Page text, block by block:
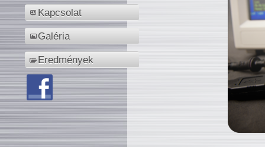
Kapcsolat
Galéria
Eredmények